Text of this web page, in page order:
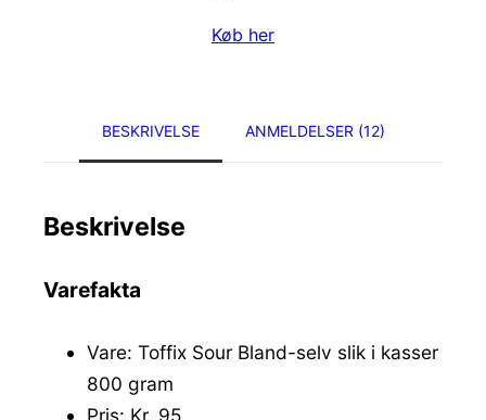
Køb her
BESKRIVELSE ANMELDELSER (12)
Beskrivelse
Varefakta
Vare: Toffix Sour Bland-selv slik i kasser
800 gram